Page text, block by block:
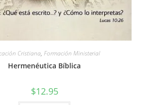
Cristiana, Formación Ministerial
Hermenéutica Bíblica
$12.95